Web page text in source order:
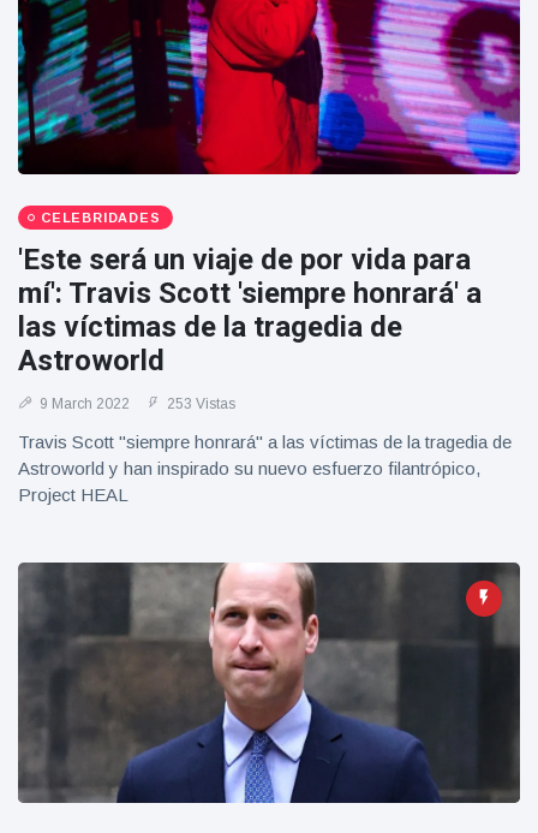
Großmutter
feiert ihren
99.
Geburtstag
und tanzt
Band
8 May
Vistas
CELEBRIDADES
'Este será un viaje de por vida para
mí': Travis Scott 'siempre honrará' a
las víctimas de la tragedia de
Astroworld
9 March 2022 253 Vistas
Travis Scott "siempre honrará" a las víctimas de la tragedia de
Astroworld y han inspirado su nuevo esfuerzo filantrópico,
Project HEAL